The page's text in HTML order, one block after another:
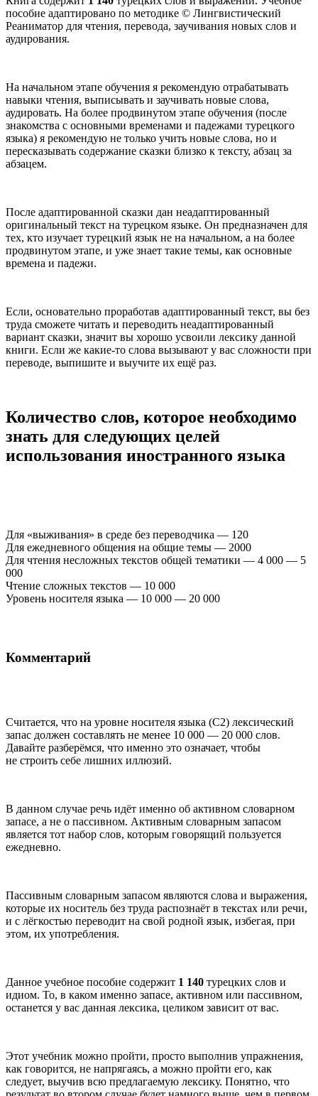
пособие адаптировано по методике © Лингвистический
Реаниматор для чтения, перевода, заучивания новых слов и
аудирования.
На начальном этапе обучения я рекомендую отрабатывать
навыки чтения, выписывать и заучивать новые слова,
аудировать. На более продвинутом этапе обучения (после
знакомства с основными временами и падежами турецкого
языка) я рекомендую не только учить новые слова, но и
пересказывать содержание сказки близко к тексту, абзац за
абзацем.
После адаптированной сказки дан неадаптированный
оригинальный текст на турецком языке. Он предназначен для
тех, кто изучает турецкий язык не на начальном, а на более
продвинутом этапе, и уже знает такие темы, как основные
времена и падежи.
Если, основательно проработав адаптированный текст, вы без
труда сможете читать и переводить неадаптированный
вариант сказки, значит вы хорошо усвоили лексику данной
книги. Если же какие-то слова вызывают у вас сложности при
переводе, выпишите и выучите их ещё раз.
Количество слов, которое необходимо
знать для следующих целей
использования иностранного языка
Для «выживания» в среде без переводчика — 120
Для ежедневного общения на общие темы — 2000
Для чтения несложных текстов общей тематики — 4 000 — 5
000
Чтение сложных текстов — 10 000
Уровень носителя языка — 10 000 — 20 000
Комментарий
Считается, что на уровне носителя языка (С2) лексический
запас должен составлять не менее 10 000 — 20 000 слов.
Давайте разберёмся, что именно это означает, чтобы
не строить себе лишних иллюзий.
В данном случае речь идёт именно об активном словарном
запасе, а не о пассивном. Активным словарным запасом
является тот набор слов, которым говорящий пользуется
ежедневно.
Пассивным словарным запасом являются слова и выражения,
которые их носитель без труда распознаёт в текстах или речи,
и с лёгкостью переводит на свой родной язык, избегая, при
этом, их употребления.
Данное учебное пособие содержит 1 140 турецких слов и
идиом. То, в каком именно запасе, активном или пассивном,
останется у вас данная лексика, целиком зависит от вас.
Этот учебник можно пройти, просто выполнив упражнения,
как говорится, не напрягаясь, а можно пройти его, как
следует, выучив всю предлагаемую лексику. Понятно, что